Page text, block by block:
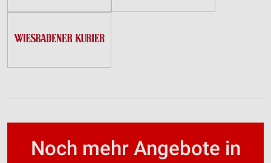
Noch mehr Angebote in